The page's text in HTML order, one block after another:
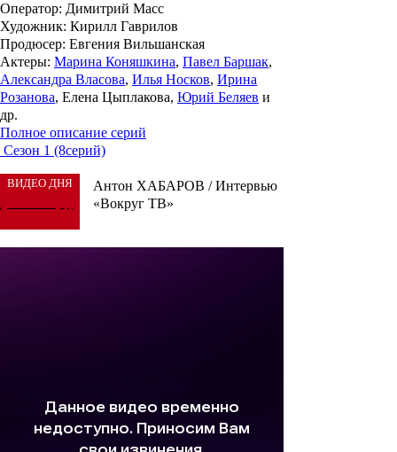
Оператор: Димитрий Масс
Художник: Кирилл Гаврилов
Продюсер: Евгения Вильшанская
Актеры: Марина Коняшкина, Павел Баршак,
Александра Власова, Илья Носков, Ирина
Розанова, Елена Цыплакова, Юрий Беляев и
др.
Полное описание серий
Сезон 1 (8серий)
ВИДЕО ДНЯ
Антон ХАБАРОВ / Интервью
«Вокруг ТВ»